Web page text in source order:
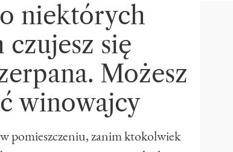
niektórych
się
Możesz
winowajcy
pomieszczeniu, zanim ktokolwiek